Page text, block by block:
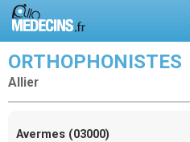
ORTHOPHONISTES
Allier
Avermes (03000)